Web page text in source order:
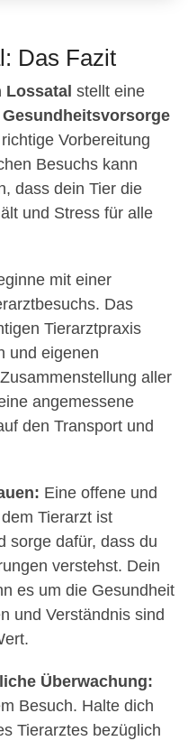
Das Fazit
Lossatal stellt eine
Gesundheitsvorsorge
Vorbereitung
Besuchs kann
dass dein Tier die
und Stress für alle
mit einer
Das
Tierarztpraxis
und eigenen
aller
angemessene
den Transport und
Eine offene und
Tierarzt ist
sorge dafür, dass du
verstehst. Dein
es um die Gesundheit
und Verständnis sind
Überwachung:
Besuch. Halte dich
Tierarztes bezüglich